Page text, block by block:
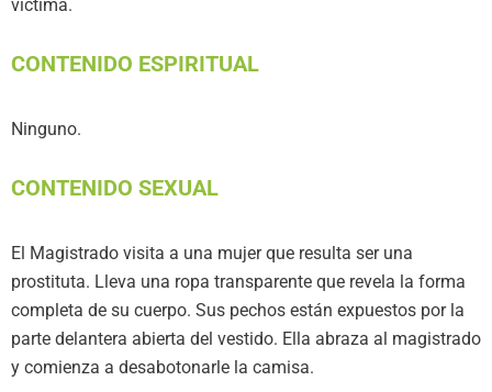
víctima.
CONTENIDO ESPIRITUAL
Ninguno.
CONTENIDO SEXUAL
El Magistrado visita a una mujer que resulta ser una
prostituta. Lleva una ropa transparente que revela la forma
completa de su cuerpo. Sus pechos están expuestos por la
parte delantera abierta del vestido. Ella abraza al magistrado
y comienza a desabotonarle la camisa.